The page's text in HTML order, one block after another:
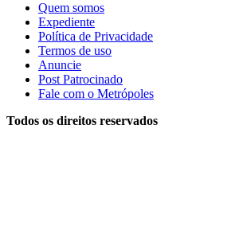
Quem somos
Expediente
Política de Privacidade
Termos de uso
Anuncie
Post Patrocinado
Fale com o Metrópoles
Todos os direitos reservados